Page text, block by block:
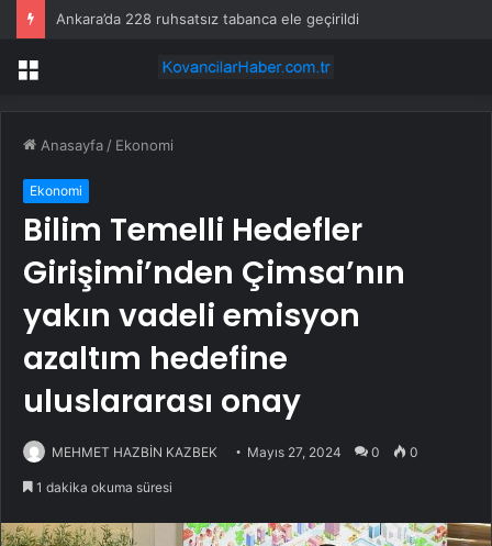
Ankara’da 228 ruhsatsız tabanca ele geçirildi
Menü
Anasayfa / Ekonomi
Ekonomi
Bilim Temelli Hedefler
Girişimi’nden Çimsa’nın
yakın vadeli emisyon
azaltım hedefine
uluslararası onay
MEHMET HAZBİN KAZBEK Mayıs 27, 2024 0 0
1 dakika okuma süresi